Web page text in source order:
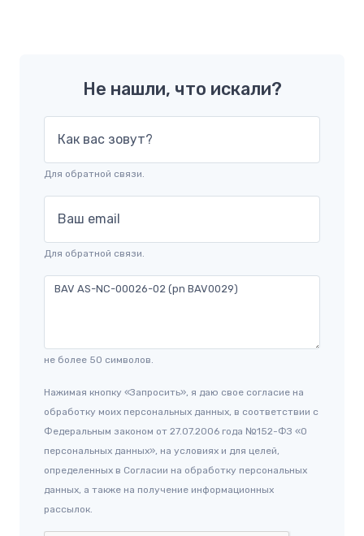
Не нашли, что искали?
Как вас зовут?
Для обратной связи.
Ваш email
Для обратной связи.
не более 50 символов.
Нажимая кнопку «Запросить», я даю свое согласие на
обработку моих персональных данных, в соответствии с
Федеральным законом от 27.07.2006 года №152-ФЗ «О
персональных данных», на условиях и для целей,
определенных в Согласии на обработку персональных
данных, а также на получение информационных
рассылок.